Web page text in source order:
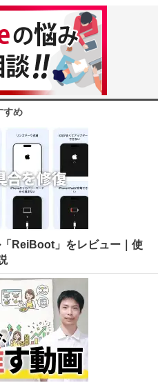
すめ
ReiBoot」をレビュー｜使